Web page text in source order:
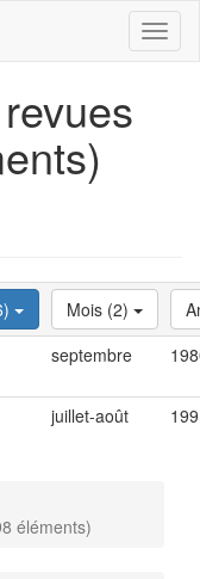
Mois (2)
septembre
juillet-août
éléments)